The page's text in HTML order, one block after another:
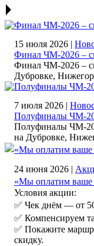
15 июля 2026 |
Финал ЧМ‑2026 –
Финал ЧМ‑2026 –
Дубровке,
7 июля 2026 |
Полуфиналы
Полуфиналы
на Дубровке,
24 июня 2026 |
«Мы оплатим ваше
Условия акции:
✅ Чек днём — от
✅ Компенсируем
✅ Покажите
скидку.